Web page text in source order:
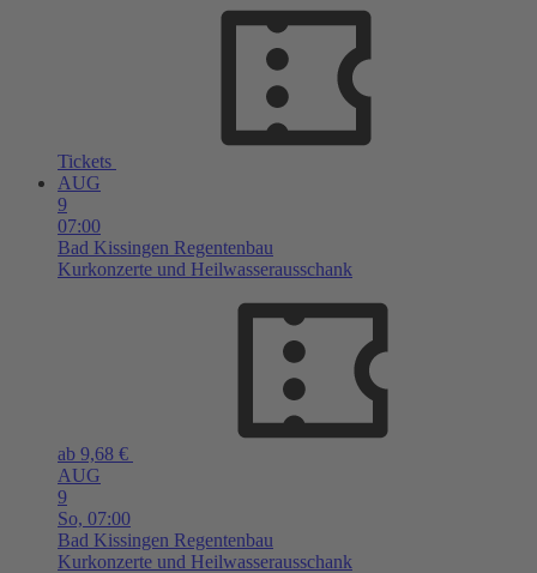
Tickets
AUG
9
07:00
Bad Kissingen Regentenbau
Kurkonzerte und Heilwasserausschank
ab 9,68 €
AUG
9
So, 07:00
Bad Kissingen Regentenbau
Kurkonzerte und Heilwasserausschank